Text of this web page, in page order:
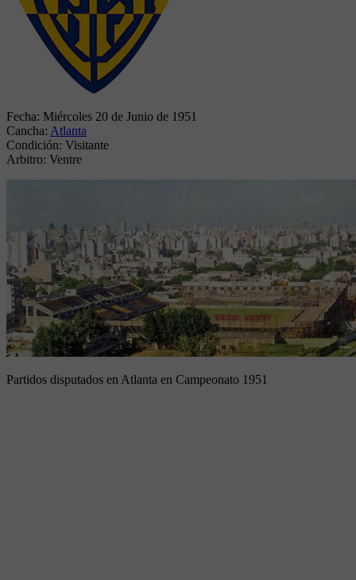
Fecha: Miércoles 20 de Junio de 1951
Cancha: Atlanta
Condición: Visitante
Arbitro: Ventre
Partidos disputados en Atlanta en Campeonato 1951